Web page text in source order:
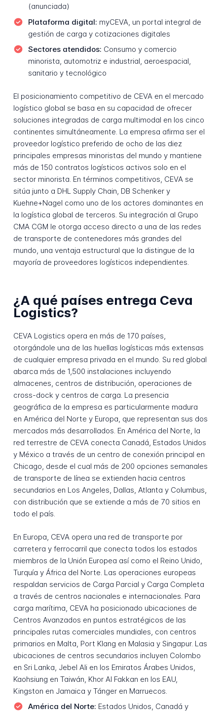
(anunciada)
Plataforma digital: myCEVA, un portal integral de
gestión de carga y cotizaciones digitales
Sectores atendidos: Consumo y comercio
minorista, automotriz e industrial, aeroespacial,
sanitario y tecnológico
El posicionamiento competitivo de CEVA en el mercado
logístico global se basa en su capacidad de ofrecer
soluciones integradas de carga multimodal en los cinco
continentes simultáneamente. La empresa afirma ser el
proveedor logístico preferido de ocho de las diez
principales empresas minoristas del mundo y mantiene
más de 150 contratos logísticos activos solo en el
sector minorista. En términos competitivos, CEVA se
sitúa junto a DHL Supply Chain, DB Schenker y
Kuehne+Nagel como uno de los actores dominantes en
la logística global de terceros. Su integración al Grupo
CMA CGM le otorga acceso directo a una de las redes
de transporte de contenedores más grandes del
mundo, una ventaja estructural que la distingue de la
mayoría de proveedores logísticos independientes.
¿A qué países entrega Ceva
Logistics?
CEVA Logistics opera en más de 170 países,
otorgándole una de las huellas logísticas más extensas
de cualquier empresa privada en el mundo. Su red global
abarca más de 1,500 instalaciones incluyendo
almacenes, centros de distribución, operaciones de
cross-dock y centros de carga. La presencia
geográfica de la empresa es particularmente madura
en América del Norte y Europa, que representan sus dos
mercados más desarrollados. En América del Norte, la
red terrestre de CEVA conecta Canadá, Estados Unidos
y México a través de un centro de conexión principal en
Chicago, desde el cual más de 200 opciones semanales
de transporte de línea se extienden hacia centros
secundarios en Los Angeles, Dallas, Atlanta y Columbus,
con distribución que se extiende a más de 70 sitios en
todo el país.
En Europa, CEVA opera una red de transporte por
carretera y ferrocarril que conecta todos los estados
miembros de la Unión Europea así como el Reino Unido,
Turquía y África del Norte. Las operaciones europeas
respaldan servicios de Carga Parcial y Carga Completa
a través de centros nacionales e internacionales. Para
carga marítima, CEVA ha posicionado ubicaciones de
Centros Avanzados en puntos estratégicos de las
principales rutas comerciales mundiales, con centros
primarios en Malta, Port Klang en Malasia y Singapur. Las
ubicaciones de centros secundarios incluyen Colombo
en Sri Lanka, Jebel Ali en los Emiratos Árabes Unidos,
Kaohsiung en Taiwán, Khor Al Fakkan en los EAU,
Kingston en Jamaica y Tánger en Marruecos.
América del Norte: Estados Unidos, Canadá y